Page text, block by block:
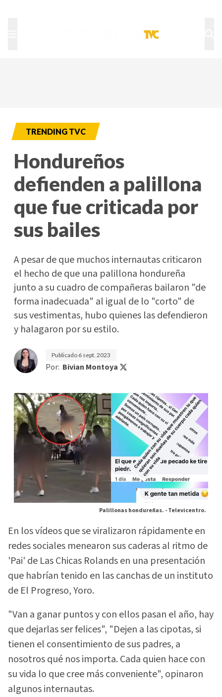
TRENDING TVC
Hondureños
defienden a palillona
que fue criticada por
sus bailes
A pesar de que muchos internautas criticaron
el hecho de que una palillona hondureña
junto a su cuadro de compañeras bailaron "de
forma inadecuada" al igual de lo "corto" de
sus vestimentas, hubo quienes las defendieron
y halagaron por su estilo.
Publicado 6 sept. 2023
Por: Bivian Montoya
Palillonas hondureñas. -Televicentro.
En los vídeos que se viralizaron rápidamente en
redes sociales menearon sus caderas al ritmo de
'Pai' de Las Chicas Rolands en una presentación
que habrían tenido en las canchas de un instituto
de El Progreso, Yoro.
"Van a ganar puntos y con ellos pasan el año, hay
que dejarlas ser felices", "Dejen a las cipotas, si
tienen el consentimiento de sus padres, a
nosotros qué nos importa. Cada quien hace con
su vida lo que cree más conveniente", opinaron
algunos internautas.